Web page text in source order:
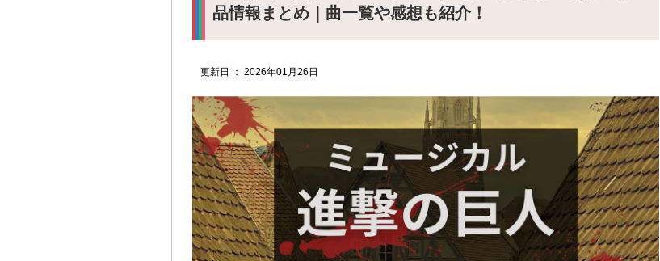
品情報まとめ｜曲一覧や感想も紹介！
更新日 ： 2026年01月26日